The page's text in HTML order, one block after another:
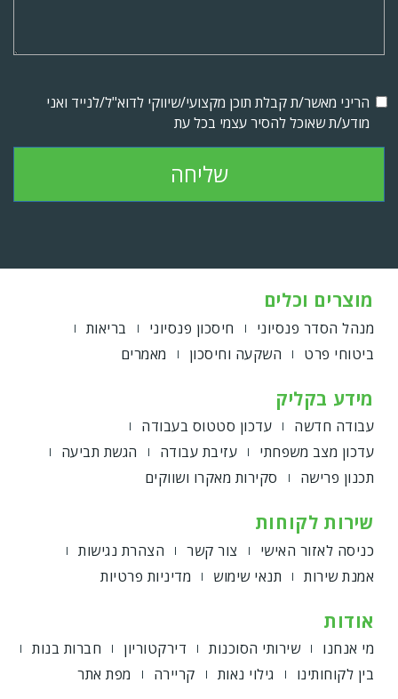
הריני מאשר/ת קבלת תוכן מקצועי/שיווקי לדוא"ל/לנייד ואני
מודע/ת שאוכל להסיר עצמי בכל עת
שליחה
מוצרים וכלים
מנהל הסדר פנסיוני חיסכון פנסיוני
בריאות
ביטוחי פרט
השקעה וחיסכון מאמרים
מידע בקליק
עבודה חדשה
עדכון סטטוס בעבודה
עדכון מצב משפחתי
עזיבת עבודה
הגשת תביעה
תכנון פרישה
סקירות מאקרו ושווקים
שירות לקוחות
כניסה לאזור האישי צור קשר
הצהרת נגישות
אמנת שירות
תנאי שימוש מדיניות פרטיות
אודות
מי אנחנו שירותי הסוכנות דירקטוריון
חברות בנות
בין לקוחותינו
גילוי נאות קריירה מפת אתר